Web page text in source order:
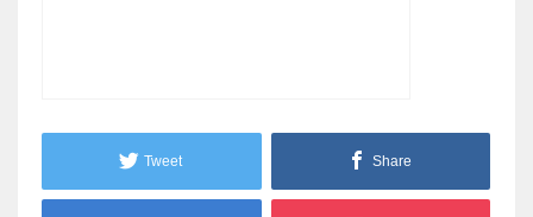
Tweet Share